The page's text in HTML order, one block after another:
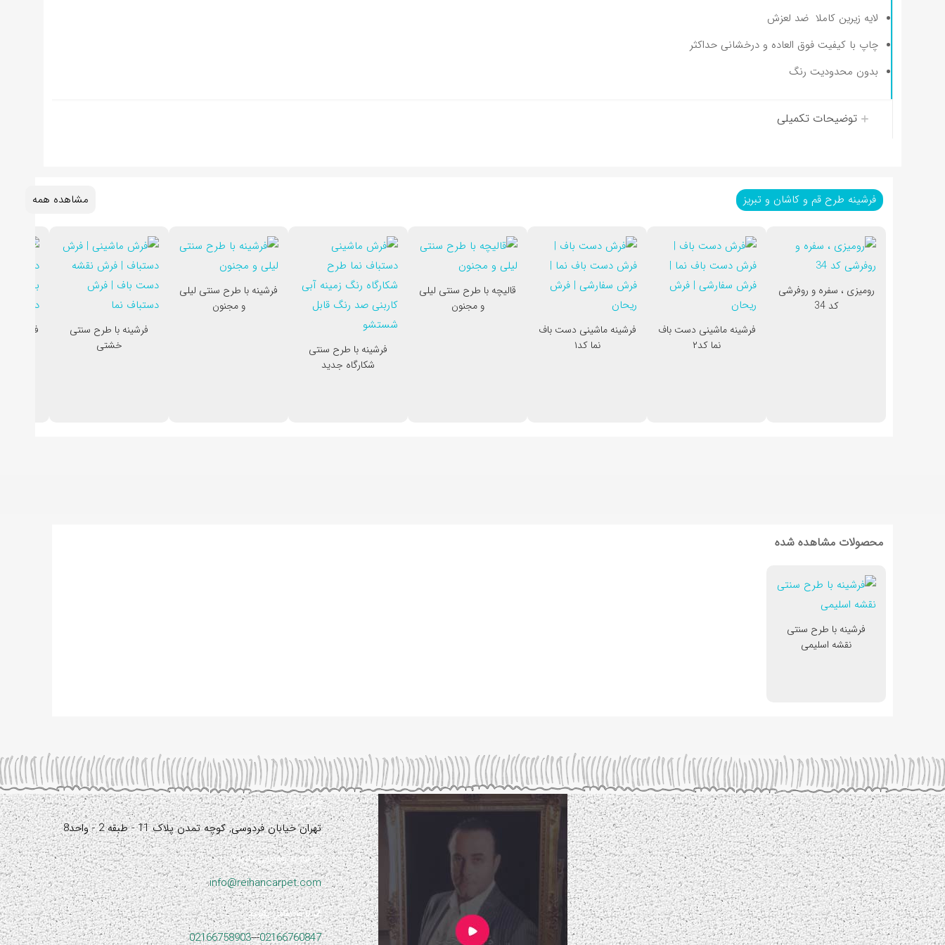
لایه زیرین کاملا ضد لعزش
چاپ با کیفیت فوق العاده و درخشانی حداکثر
بدون محدودیت رنگ
توضیحات تکمیلی
فرشینه طرح قم و کاشان و تبریز مشاهده همه
رومیزی ، سفره و روفرشی
کد 34
فرشینه ماشینی دست باف
نما کد۲
فرشینه ماشینی دست باف
نما کد۱
قالیچه با طرح سنتی لیلی
و مجنون
فرشینه با طرح سنتی
شکارگاه جدید
فرشینه با طرح سنتی لیلی
و مجنون
فرشینه با طرح سنتی
خشتی
فرشینه
محصولات مشاهده شده
فرشینه با طرح سنتی
نقشه اسلیمی
آدرس:
تهران خیابان فردوسی, کوچه تمدن پلاک 11 - طبقه 2 - واحد8
نیاز به راهنمایی دارید؟
info@reihancarpet.com
با ما تماس بگیرید
02166760847
---
02166758903